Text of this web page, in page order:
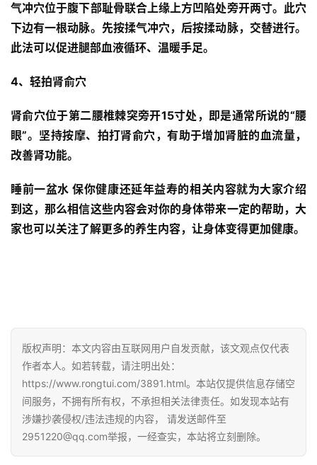
首
页
媒
体
E
O
优
化
察
电
商
运
营
直
登录 注册
气冲穴位于腹下部耻骨联合上缘上方凹陷处旁开两寸。此穴
下边有一根动脉。先按揉气冲穴，后按揉动脉，交替进行。
此法可以促进腿部血液循环、温暖手足。
4、轻拍肾俞穴
肾俞穴位于第二腰椎棘突旁开15寸处，即是通常所说的“腰
眼”。坚持按摩、拍打肾俞穴，有助于增加肾脏的血流量，
改善肾功能。
睡前一盆水 保你健康还延年益寿的相关内容就为大家介绍
到这，那么相信这些内容会对你的身体带来一定的帮助，大
家也可以关注了解更多的养生内容，让身体变得更加健康。
版权声明：本文内容由互联网用户自发贡献，该文观点仅代表
作者本人。如若转载，请注明出处：
https://www.rongtui.com/3891.html。本站仅提供信息存储空
间服务，不拥有所有权，不承担相关法律责任。如发现本站有
涉嫌抄袭侵权/违法违规的内容， 请发送邮件至
2951220@qq.com举报，一经查实，本站将立刻删除。